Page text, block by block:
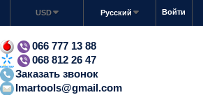
Войти
Русский
USD
066 777 13 88
068 812 26 47
Заказать звонок
lmartools@gmail.com